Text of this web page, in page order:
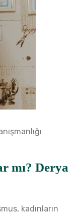
mı? Derya
kadınların